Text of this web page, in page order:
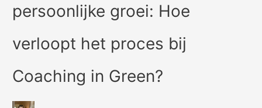
persoonlijke groei: Hoe
verloopt het proces bij
Coaching in Green?